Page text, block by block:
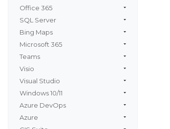
Office 365
SQL Server
Bing Maps
Microsoft 365
Teams
Visio
Visual Studio
Windows 10/11
Azure DevOps
Azure